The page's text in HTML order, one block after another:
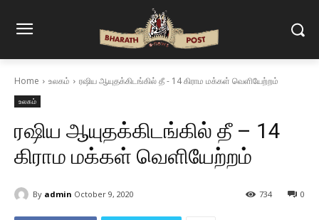
Home உலகம் ரஷிய ஆயுதக்கிடங்கில் தீ - 14 கிராம மக்கள் வெளியேற்றம்
உலகம்
ரஷிய ஆயுதக்கிடங்கில் தீ – 14
கிராம மக்கள் வெளியேற்றம்
By admin October 9, 2020 0
734